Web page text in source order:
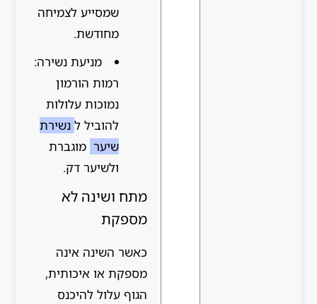
שמסייע לצמיחה
מחודשת.
מניעת נשירה:
רמות הורמון
נמוכות עלולות
להוביל ל נשירת
שיער מוגברת
ולשיער דק.
מתח ושינה לא
מספקת
כאשר השינה אינה
מספקת או איכותית,
הגוף עלול להיכנס